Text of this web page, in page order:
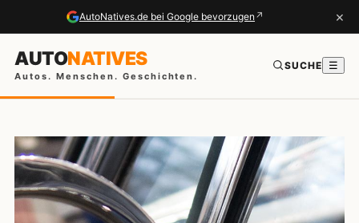
AutoNatives.de bei Google bevorzugen ↗ ×
AUTONATIVES
Autos. Menschen. Geschichten.
SUCHE ☰